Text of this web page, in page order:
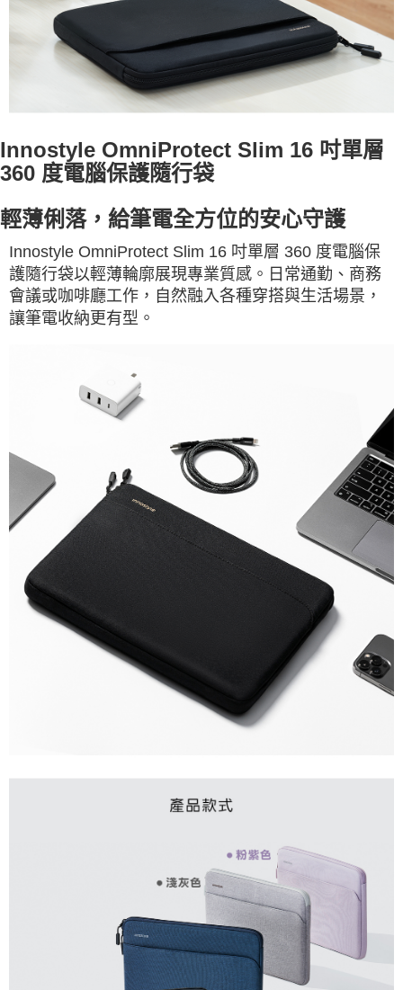
Innostyle OmniProtect Slim 16 吋單層
360 度電腦保護隨行袋
輕薄俐落，給筆電全方位的安心守護
Innostyle OmniProtect Slim 16 吋單層 360 度電腦保
護隨行袋以輕薄輪廓展現專業質感。日常通勤、商務
會議或咖啡廳工作，自然融入各種穿搭與生活場景，
讓筆電收納更有型。